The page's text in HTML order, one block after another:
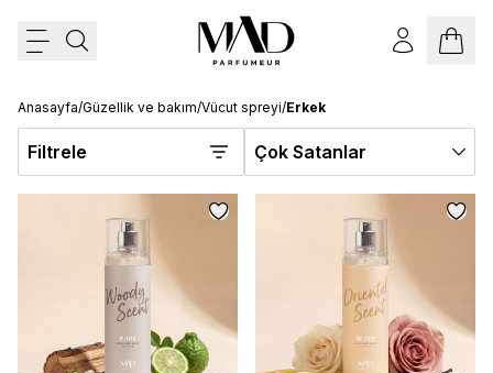
Anasayfa/Güzellik ve bakım/Vücut spreyi/Erkek
Filtrele Çok Satanlar